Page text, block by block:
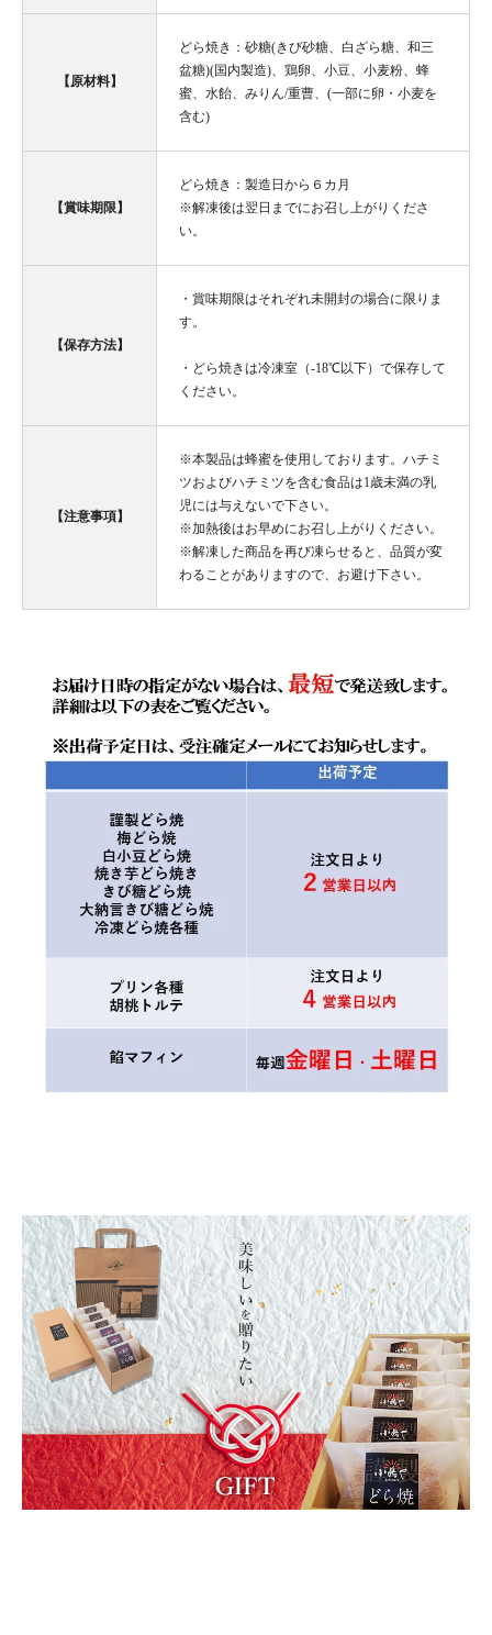
【原材料】
どら焼き：砂糖(きび砂糖、白ざら糖、和三
盆糖)(国内製造)、鶏卵、小豆、小麦粉、蜂
蜜、水飴、みりん/重曹、(一部に卵・小麦を
含む)
【賞味期限】
どら焼き：製造日から６カ月
※解凍後は翌日までにお召し上がりくださ
い。
【保存方法】
・賞味期限はそれぞれ未開封の場合に限りま
す。
・どら焼きは冷凍室（-18℃以下）で保存して
ください。
【注意事項】
※本製品は蜂蜜を使用しております。ハチミ
ツおよびハチミツを含む食品は1歳未満の乳
児には与えないで下さい。
※加熱後はお早めにお召し上がりください。
※解凍した商品を再び凍らせると、品質が変
わることがありますので、お避け下さい。